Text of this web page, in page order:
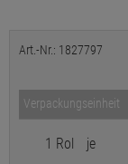
Art.-Nr.: 1827797
Verpackungseinheit
1 Rol je